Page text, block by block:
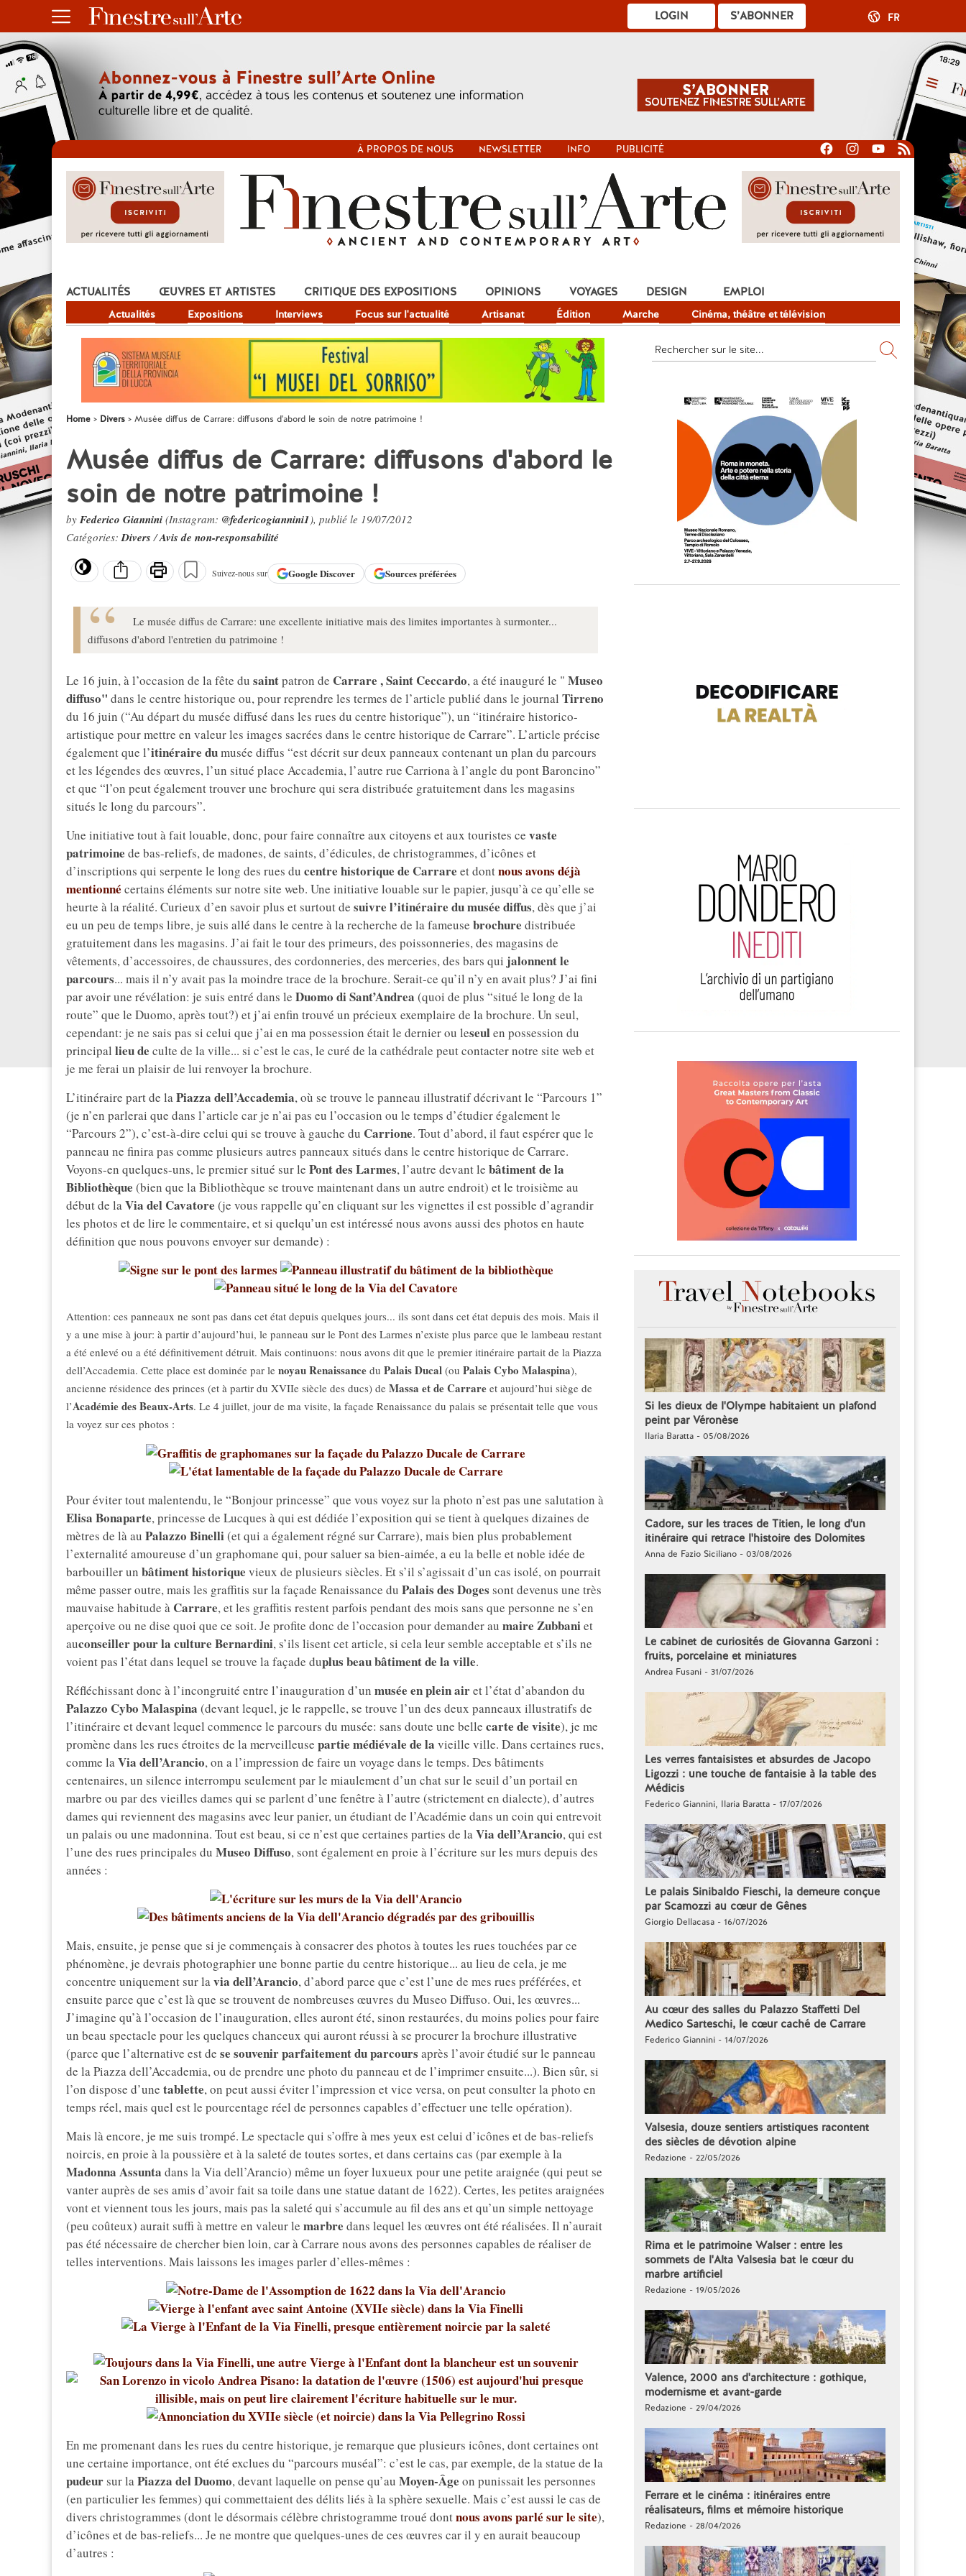
S’ABONNER
LOGIN FR
À PROPOS DE NOUS NEWSLETTER INFO PUBLICITÉ
ACTUALITÉS
Actualités Expositions Interviews Focus sur l'actualité Artisanat Édition Marche Cinéma, théâtre et télévision
ŒUVRES ET ARTISTES CRITIQUE DES EXPOSITIONS OPINIONS VOYAGES DESIGN EMPLOI
Home Divers Musée diffus de Carrare: diffusons d'abord le soin de notre patrimoine !
Musée diffus de Carrare: diffusons d'abord le
soin de notre patrimoine !
by Federico Giannini (Instagram: @federicogiannini1), publié le 19/07/2012
Catégories:Divers/Avis de non-responsabilité
Suivez-nous sur GoogleDiscover Sources préférées
Le musée diffus de Carrare: une excellente initiative mais des limites importantes à surmonter...
diffusons d'abord l'entretien du patrimoine !
Le 16 juin, à l’occasion de la fête du saintpatron de Carrare , Saint Ceccardo, a été inauguré le " Museo
diffuso" dans le centre historique ou, pour reprendre les termes de l’article publié dans le journal Tirreno
du 16 juin (“Au départ du musée diffusé dans les rues du centre historique”), un “itinéraire historico-
artistique pour mettre en valeur les images sacrées dans le centre historique de Carrare”. L’article précise
également que l’itinéraire dumusée diffus “est décrit sur deux panneaux contenant un plan du parcours
et les légendes des œuvres, l’un situé place Accademia, l’autre rue Carriona à l’angle du pont Baroncino”
et que “l’on peut également trouver une brochure qui sera distribuée gratuitement dans les magasins
situés le long du parcours”.
Une initiative tout à fait louable, donc, pour faire connaître aux citoyens et aux touristes ce vaste
patrimoine de bas-reliefs, de madones, de saints, d’édicules, de christogrammes, d’icônes et
d’inscriptions qui serpente le long des rues du centre historique de Carrare et dontnous avons déjà
mentionné certains éléments sur notre site web. Une initiative louable sur le papier, jusqu’à ce qu’elle se
heurte à la réalité. Curieux d’en savoir plus et surtout de suivre l’itinéraire du musée diffus, dès que j’ai
eu un peu de temps libre, je suis allé dans le centre à la recherche de la fameuse brochure distribuée
gratuitement dans les magasins. J’ai fait le tour des primeurs, des poissonneries, des magasins de
vêtements, d’accessoires, de chaussures, des cordonneries, des merceries, des bars qui jalonnent le
parcours... mais il n’y avait pas la moindre trace de la brochure. Serait-ce qu’il n’y en avait plus? J’ai fini
par avoir une révélation: je suis entré dans le Duomo di Sant’Andrea (quoi de plus “situé le long de la
route” que le Duomo, après tout?) et j’ai enfin trouvé un précieux exemplaire de la brochure. Un seul,
cependant: je ne sais pas si celui que j’ai en ma possession était le dernier ou leseulen possession du
principal lieu de culte de la ville... si c’est le cas, le curé de la cathédrale peut contacter notre site web et
je me ferai un plaisir de lui renvoyer la brochure.
L’itinéraire part de laPiazza dell’Accademia, où se trouve le panneau illustratif décrivant le “Parcours 1”
(je n’en parlerai que dans l’article car je n’ai pas eu l’occasion ou le temps d’étudier également le
“Parcours 2”), c’est-à-dire celui qui se trouve à gauche du Carrione. Tout d’abord, il faut espérer que le
panneau ne finira pas comme plusieurs autres panneaux situés dans le centre historique de Carrare.
Voyons-en quelques-uns, le premier situé sur le Pont des Larmes, l’autre devant le bâtiment de la
Bibliothèque (bien que la Bibliothèque se trouve maintenant dans un autre endroit) et le troisième au
début de laVia del Cavatore (je vous rappelle qu’en cliquant sur les vignettes il est possible d’agrandir
les photos et de lire le commentaire, et si quelqu’un est intéressé nous avons aussi des photos en haute
définition que nous pouvons envoyer sur demande) :
Attention: ces panneaux ne sont pas dans cet état depuis quelques jours... ils sont dans cet état depuis des mois. Mais il
y a une mise à jour: à partir d’aujourd’hui, le panneau sur le Pont des Larmes n’existe plus parce que le lambeau restant
a été enlevé ou a été définitivement détruit. Mais continuons: nous avons dit que le premier itinéraire partait de la Piazza
dell’Accademia. Cette place est dominée par le noyau Renaissance du Palais Ducal (ou Palais Cybo Malaspina),
ancienne résidence des princes (et à partir du XVIIe siècle des ducs) de Massa et de Carrare et aujourd’hui siège de
l’Académie des Beaux-Arts. Le 4 juillet, jour de ma visite, la façade Renaissance du palais se présentait telle que vous
la voyez sur ces photos :
Pour éviter tout malentendu, le “Bonjour princesse” que vous voyez sur la photo n’est pas une salutation à
Elisa Bonaparte, princesse de Lucques à qui est dédiée l’exposition qui se tient à quelques dizaines de
mètres de là au Palazzo Binelli(et qui a également régné sur Carrare), mais bien plus probablement
l’externalité amoureuse d’un graphomane qui, pour saluer sa bien-aimée, a eu la belle et noble idée de
barbouiller un bâtiment historique vieux de plusieurs siècles. Et s’il s’agissait d’un cas isolé, on pourrait
même passer outre, mais les graffitis sur la façade Renaissance du Palais des Doges sont devenus une très
mauvaise habitude à Carrare, et les graffitis restent parfois pendant des mois sans que personne ne s’en
aperçoive ou ne dise quoi que ce soit. Je profite donc de l’occasion pour demander au maire Zubbaniet
auconseiller pour la culture Bernardini, s’ils lisent cet article, si cela leur semble acceptable et s’ils ne
voient pas l’état dans lequel se trouve la façade duplus beau bâtiment de la ville.
Réfléchissant donc à l’incongruité entre l’inauguration d’un musée en plein airet l’état d’abandon du
Palazzo Cybo Malaspina (devant lequel, je le rappelle, se trouve l’un des deux panneaux illustratifs de
l’itinéraire et devant lequel commence le parcours du musée: sans doute une belle carte de visite), je me
promène dans les rues étroites de la merveilleuse partie médiévale de la vieille ville. Dans certaines rues,
comme laVia dell’Arancio, on a l’impression de faire un voyage dans le temps. Des bâtiments
centenaires, un silence interrompu seulement par le miaulement d’un chat sur le seuil d’un portail en
marbre ou par des vieilles dames qui se parlent d’une fenêtre à l’autre (strictement en dialecte), d’autres
dames qui reviennent des magasins avec leur panier, un étudiant de l’Académie dans un coin qui entrevoit
un palais ou une madonnina. Tout est beau, si ce n’est que certaines parties de laVia dell’Arancio, qui est
l’une des rues principales du Museo Diffuso, sont également en proie à l’écriture sur les murs depuis des
années :
Mais, ensuite, je pense que si je commençais à consacrer des photos à toutes les rues touchées par ce
phénomène, je devrais photographier une bonne partie du centre historique... au lieu de cela, je me
concentre uniquement sur lavia dell’Arancio, d’abord parce que c’est l’une de mes rues préférées, et
ensuite parce que c’est là que se trouvent de nombreuses œuvres du Museo Diffuso. Oui, les œuvres...
J’imagine qu’à l’occasion de l’inauguration, elles auront été, sinon restaurées, du moins polies pour faire
un beau spectacle pour les quelques chanceux qui auront réussi à se procurer la brochure illustrative
(parce que l’alternative est de se souvenir parfaitement du parcours après l’avoir étudié sur le panneau
de la Piazza dell’Accademia, ou de prendre une photo du panneau et de l’imprimer ensuite...). Bien sûr, si
l’on dispose d’une tablette, on peut aussi éviter l’impression et vice versa, on peut consulter la photo en
temps réel, mais quel est le pourcentage réel de personnes capables d’effectuer une telle opération).
Mais là encore, je me suis trompé. Le spectacle qui s’offre à mes yeux est celui d’icônes et de bas-reliefs
noircis, en proie à la poussière et à la saleté de toutes sortes, et dans certains cas (par exemple à la
Madonna Assunta dans la Via dell’Arancio) même un foyer luxueux pour une petite araignée (qui peut se
vanter auprès de ses amis d’avoir fait sa toile dans une statue datant de 1622). Certes, les petites araignées
vont et viennent tous les jours, mais pas la saleté qui s’accumule au fil des ans et qu’un simple nettoyage
(peu coûteux) aurait suffi à mettre en valeur le marbre dans lequel les œuvres ont été réalisées. Il n’aurait
pas été nécessaire de chercher bien loin, car à Carrare nous avons des personnes capables de réaliser de
telles interventions. Mais laissons les images parler d’elles-mêmes :
En me promenant dans les rues du centre historique, je remarque que plusieurs icônes, dont certaines ont
une certaine importance, ont été exclues du “parcours muséal”: c’est le cas, par exemple, de la statue de la
pudeur sur laPiazza del Duomo, devant laquelle on pense qu’au Moyen-Âge on punissait les personnes
(en particulier les femmes) qui commettaient des délits liés à la sphère sexuelle. Mais c’est aussi le cas de
divers christogrammes (dont le désormais célèbre christogramme troué dontnous avons parlé sur le site),
d’icônes et de bas-reliefs... Je ne montre que quelques-unes de ces œuvres car il y en aurait beaucoup
d’autres :
Si les dieux de l'Olympe habitaient un plafond
peint par Véronèse
Ilaria Baratta - 05/08/2026
Cadore, sur les traces de Titien, le long d'un
itinéraire qui retrace l'histoire des Dolomites
Anna de Fazio Siciliano - 03/08/2026
Le cabinet de curiosités de Giovanna Garzoni :
fruits, porcelaine et miniatures
Andrea Fusani - 31/07/2026
Les verres fantaisistes et absurdes de Jacopo
Ligozzi : une touche de fantaisie à la table des
Médicis
Federico Giannini, Ilaria Baratta - 17/07/2026
Le palais Sinibaldo Fieschi, la demeure conçue
par Scamozzi au cœur de Gênes
Giorgio Dellacasa - 16/07/2026
Au cœur des salles du Palazzo Staffetti Del
Medico Sarteschi, le cœur caché de Carrare
Federico Giannini - 14/07/2026
Valsesia, douze sentiers artistiques racontent
des siècles de dévotion alpine
Redazione - 22/05/2026
Rima et le patrimoine Walser : entre les
sommets de l'Alta Valsesia bat le cœur du
marbre artificiel
Redazione - 19/05/2026
Valence, 2000 ans d'architecture : gothique,
modernisme et avant-garde
Redazione - 29/04/2026
Ferrare et le cinéma : itinéraires entre
réalisateurs, films et mémoire historique
Redazione - 28/04/2026